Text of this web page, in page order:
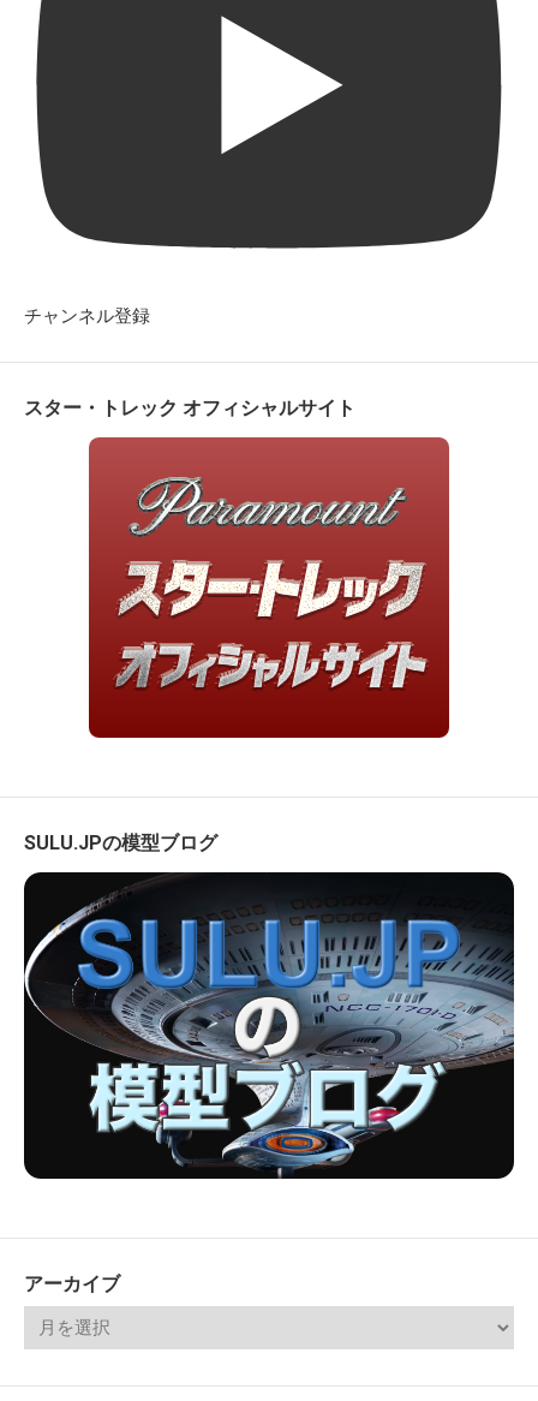
チャンネル登録
スター・トレック オフィシャルサイト
SULU.JPの模型ブログ
アーカイブ